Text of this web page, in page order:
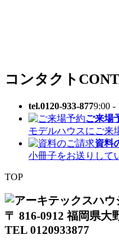
コンタクト
tel.0120-933-8779:00 -
ご来場
モデルハウスにご来
資料
小冊子をお送りして
TOP
〒 816-0912 福岡県大
TEL 0120933877